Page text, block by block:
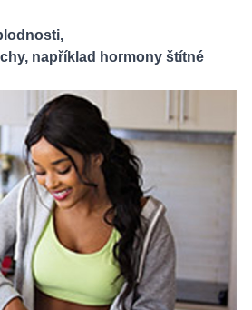
například hormony štítné